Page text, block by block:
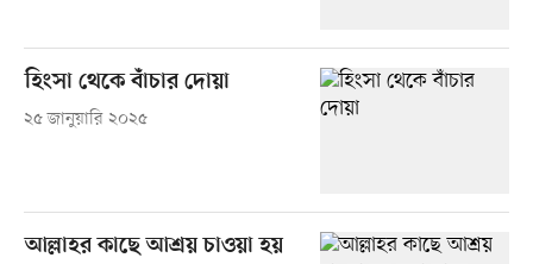
হিংসা থেকে বাঁচার দোয়া
২৫ জানুয়ারি ২০২৫
আল্লাহর কাছে আশ্রয় চাওয়া হয়